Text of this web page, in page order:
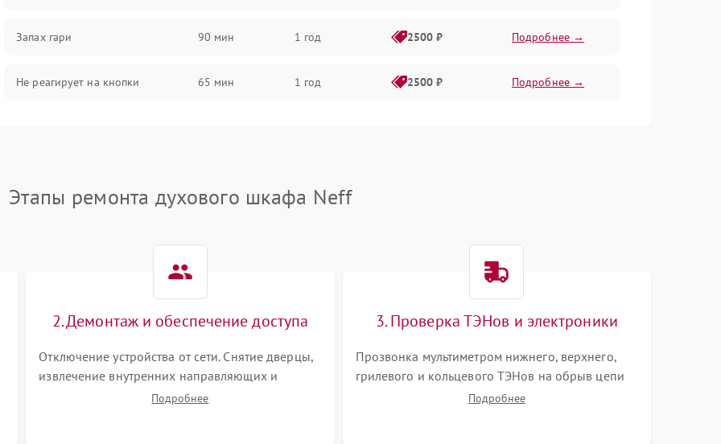
Запах гари 90 мин 1 год 2500 ₽ Подробнее →
Не реагирует на кнопки 65 мин 1 год 2500 ₽ Подробнее →
Этапы ремонта духового шкафа Neff
2. Демонтаж и обеспечение доступа
Отключение устройства от сети. Снятие дверцы,
извлечение внутренних направляющих и
защитных экранов. Демонтаж задней или
Подробнее
3. Проверка ТЭНов и электроники
Прозвонка мультиметром нижнего, верхнего,
грилевого и кольцевого ТЭНов на обрыв цепи
или пробой на корпус. Диагностика термостата,
Подробнее